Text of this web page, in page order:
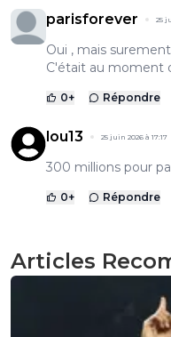
parisforever 25
Oui , mais
C'était au moment
0+ Répondre
lou13 25 juin 2026 à 17:17
300 millions pour
0+ Répondre
Articles